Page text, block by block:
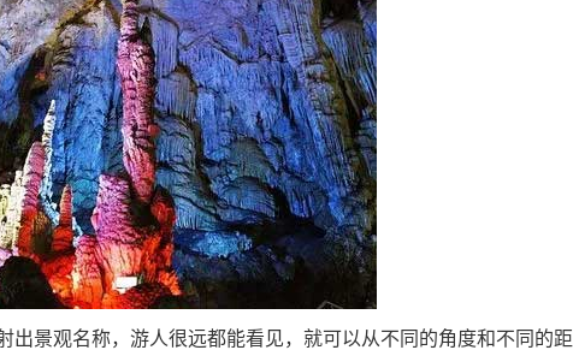
景观名称，游人很远都能看见，就可以从不同的角度和不同的距